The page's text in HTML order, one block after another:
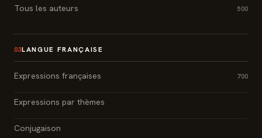
Tous les auteurs 500
03LANGUE FRANÇAISE
Expressions françaises 700
Expressions par thèmes
Conjugaison